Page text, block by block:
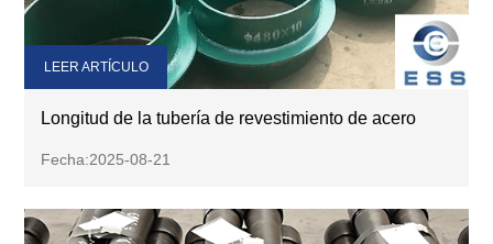
Longitud de la tubería de revestimiento de acero
Fecha:2025-08-21
LEER ARTÍCULO